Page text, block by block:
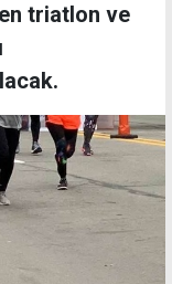
triatlon ve